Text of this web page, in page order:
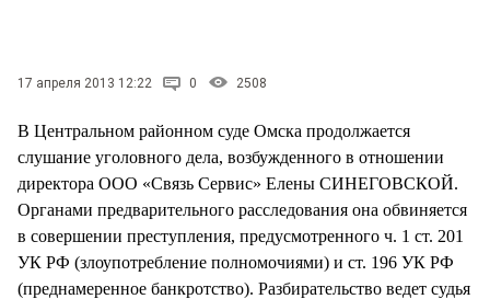
17 апреля 2013 12:22 0 2508
В Центральном районном суде Омска продолжается
слушание уголовного дела, возбужденного в отношении
директора ООО «Связь Сервис» Елены СИНЕГОВСКОЙ.
Органами предварительного расследования она обвиняется
в совершении преступления, предусмотренного ч. 1 ст. 201
УК РФ (злоупотребление полномочиями) и ст. 196 УК РФ
(преднамеренное банкротство). Разбирательство ведет судья